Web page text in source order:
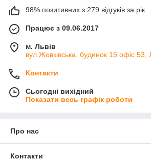
98% позитивних з 279 відгуків за рік
Працює з 09.06.2017
м. Львів
вул.Жовківська, будинок 15 офіс 53,
Контакти
Сьогодні вихідний
Показати весь графік роботи
Про нас
Контакти